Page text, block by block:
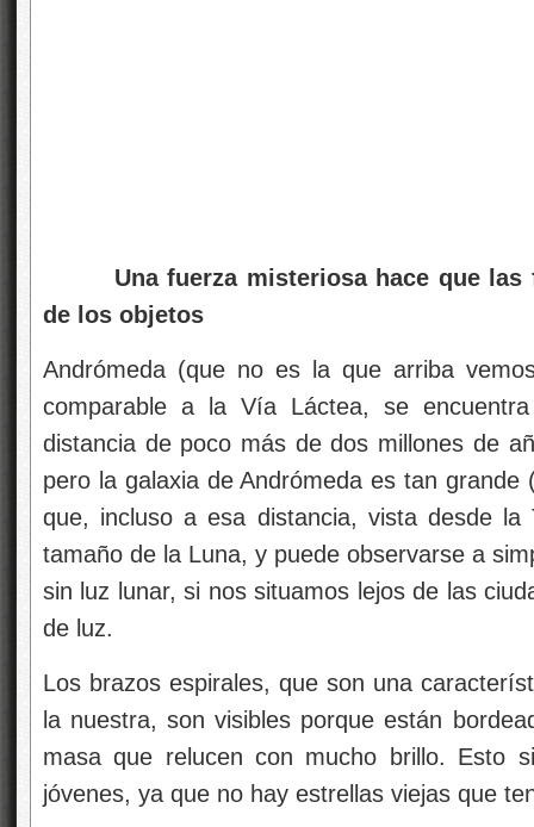
Una fuerza misteriosa hace que las
de los objetos
Andrómeda (que no es la que arriba
comparable a la Vía Láctea, se
distancia de poco más de dos millones de
pero la galaxia de Andrómeda es tan
que, incluso a esa distancia, vista desde
tamaño de la Luna, y puede observarse a
sin luz lunar, si nos situamos lejos de las
de luz.
Los brazos espirales, que son una
la nuestra, son visibles porque están
masa que relucen con mucho brillo. Esto
jóvenes, ya que no hay estrellas viejas que